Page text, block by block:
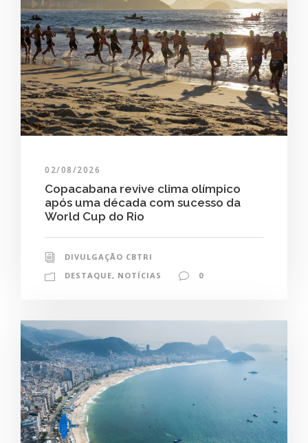
02/08/2026
Copacabana revive clima olímpico
após uma década com sucesso da
World Cup do Rio
DIVULGAÇÃO CBTRI
DESTAQUE, NOTÍCIAS 0